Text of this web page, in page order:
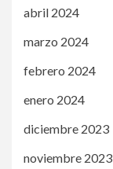
abril 2024
marzo 2024
febrero 2024
enero 2024
diciembre 2023
noviembre 2023